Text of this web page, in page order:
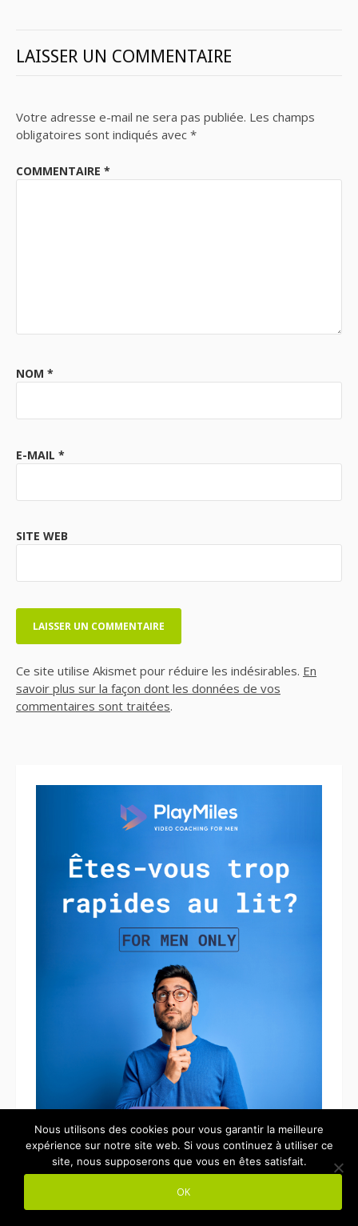
LAISSER UN COMMENTAIRE
Votre adresse e-mail ne sera pas publiée. Les champs
obligatoires sont indiqués avec *
COMMENTAIRE *
NOM *
E-MAIL *
SITE WEB
Ce site utilise Akismet pour réduire les indésirables. En
savoir plus sur la façon dont les données de vos
commentaires sont traitées.
Nous utilisons des cookies pour vous garantir la meilleure
expérience sur notre site web. Si vous continuez à utiliser ce
site, nous supposerons que vous en êtes satisfait.
OK